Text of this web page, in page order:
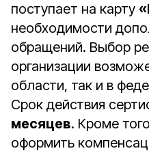
поступает на карту
необходимости
обращений. Выбор
организации
области, так и в
Срок действия
месяцев. Кроме
оформить